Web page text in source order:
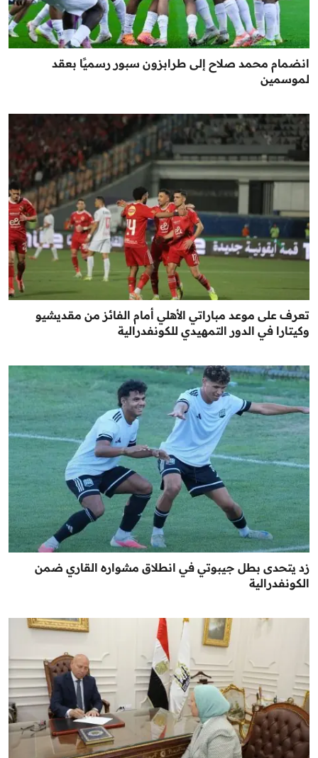
انضمام محمد صلاح إلى طرابزون سبور رسميًا بعقد
لموسمين
تعرف على موعد مباراتي الأهلي أمام الفائز من مقديشيو
وكيتارا في الدور التمهيدي للكونفدرالية
زد يتحدى بطل جيبوتي في انطلاق مشواره القاري ضمن
الكونفدرالية